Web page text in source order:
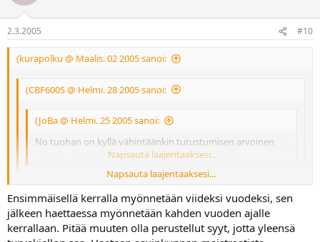
2.3.2005 #10
(kurapolku @ Maalis. 02 2005 sanoi:
(CBF600S @ Helmi. 28 2005 sanoi:
(JoBa @ Helmi. 25 2005 sanoi:
No tuohan on kyllä vähintäänkin tutustumisen arvoinen
juttu. Ja ainakin itte lomaakken täytän tuota pikaa.
Napsauta laajentaaksesi...
Mulla on turvakielto ollut päällä jo pari vuotta... Eli ajoneuvoista
epäilevät rikosta... Jos kyselee tekstarilla tietoja autosta tai
pyörästä niin tulee vastaus "Omistajan tiedot ei saatavilla"...
Kätevä juttu, tosin viiden vuoden jälkeen pitää taas uusia...
Napsauta laajentaaksesi...
Mikä tämä 5 vuoden sääntö oikein on?
Napsauta laajentaaksesi...
Ensimmäisellä kerralla myönnetään viideksi vuodeksi, sen
jälkeen haettaessa myönnetään kahden vuoden ajalle
kerrallaan. Pitää muuten olla perustellut syyt, jotta yleensä